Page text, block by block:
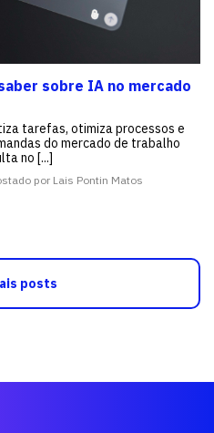
sobre IA no mercado
tarefas, otimiza processos e
do mercado de trabalho
no [...]
por Lais Pontin Matos
posts